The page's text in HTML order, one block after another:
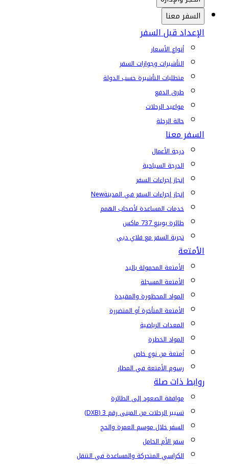
السفر معنا
الإعداد قبل السفر
أنواع الأسعار
التأشيرات وجوازات السفر
متطلبات التأشيرة حسب الدولة
طرق الدفع
مواعيد الرحلات
حالة الرحلة
السفر معنا
درجة الأعمال
الدرجة السياحية
إنجاز إجراءات السفر
إنجاز إجراءات السفر في المدينةNew
خدمات المساعدة لأصحاب الهمم
طائرة بوينغ 737 ماكس
تجربة السفر مع فلاي دبي
الأمتعة
الأمتعة المحمولة باليد
الأمتعة المسجلة
المواد المحظورة والمقيدة
الأمتعة المتأخرة أو المتضررة
المعدات الرياضية
المواد الخطرة
أمتعة من نوع خاص
رسوم الأمتعة في المطار
روابط ذات صلة
موافقة الصعود إلى الطائرة
تسيير الرحلات من المبنى رقم 3 (DXB)
السفر خلال موسم العمرة والحج
سفر الأم الحامل
الكراسي المتحركة والمساعدة في التنقل